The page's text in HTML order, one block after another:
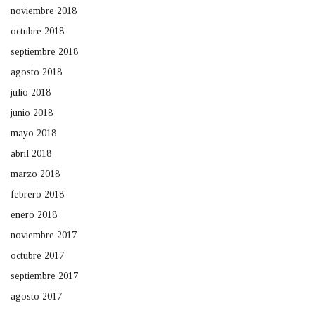
noviembre 2018
octubre 2018
septiembre 2018
agosto 2018
julio 2018
junio 2018
mayo 2018
abril 2018
marzo 2018
febrero 2018
enero 2018
noviembre 2017
octubre 2017
septiembre 2017
agosto 2017